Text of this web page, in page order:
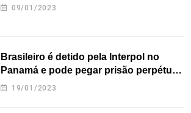
09/01/2023
Brasileiro é detido pela Interpol no
Panamá e pode pegar prisão perpétua
nos EUA
19/01/2023